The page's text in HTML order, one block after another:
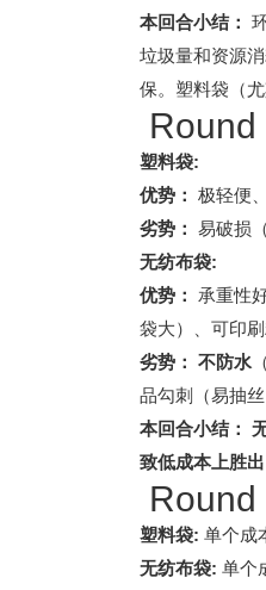
本回合小结：
垃圾量和资源
保。塑料袋（
Round
塑料袋:
优势： 极轻便
劣势： 易破损
无纺布袋:
优势：
承重性
袋大）、可印
劣势： 不防水
品勾刺（易抽
本回合小结：
致低成本上胜出
Round
塑料袋: 单个成
无纺布袋: 单个